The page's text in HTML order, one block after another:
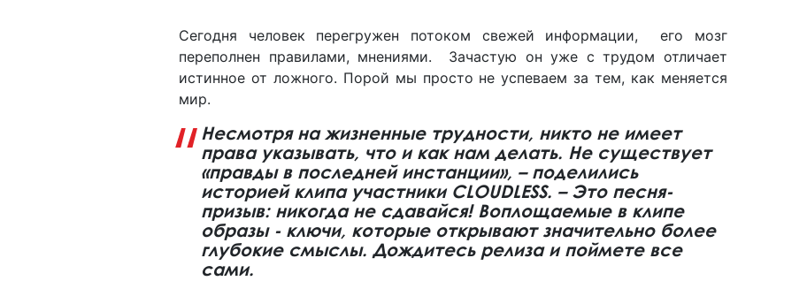
Сегодня человек перегружен потоком свежей информации, его мозг
переполнен правилами, мнениями. Зачастую он уже с трудом отличает
истинное от ложного. Порой мы просто не успеваем за тем, как меняется
мир.
Несмотря на жизненные трудности, никто не имеет
права указывать, что и как нам делать. Не существует
«правды в последней инстанции», – поделились
историей клипа участники CLOUDLESS. – Это песня-
призыв: никогда не сдавайся! Воплощаемые в клипе
образы - ключи, которые открывают значительно более
глубокие смыслы. Дождитесь релиза и поймете все
сами.